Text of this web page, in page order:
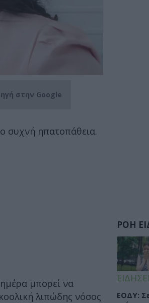
στην Google
συχνή ηπατοπάθεια.
μπορεί να
λιπώδης νόσος
ΡΟΗ
ΕΟΔΥ: